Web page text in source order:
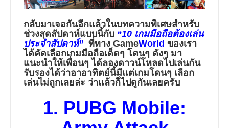
กลับมาเจอกันอีกแล้วในบทความพิเศษสำหรับ
ช่วงสุดสัปดาห์แบบนี้กับ “10 เกมมือถือต้องเล่น
ประจำสัปดาห์” ที่ทาง GameWorld ของเรา
ได้คัดเลือกเกมมือถือเด็ดๆ โดนๆ ดังๆ มา
แนะนำให้เพื่อนๆ ได้ลองดาวน์โหลดไปเล่นกัน
รับรองได้ว่าอาอาทิตย์นี้มีแต่เกมโดนๆ เลือก
เล่นไม่ถูกเลยล่ะ ว่าแล้วก็ไปดูกันเลยครับ
1. PUBG Mobile: